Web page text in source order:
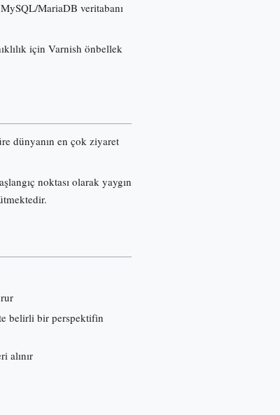
MariaDB veritabanı
için Varnish önbellek
dünyanın en çok ziyaret
noktası olarak yaygın
belirli bir perspektifin
alınır